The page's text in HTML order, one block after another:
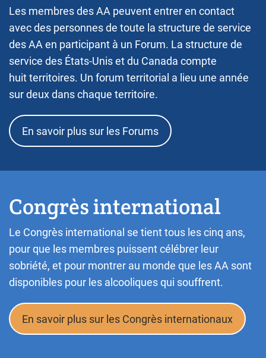
Les membres des AA peuvent entrer en contact
avec des personnes de toute la structure de service
des AA en participant à un Forum. La structure de
service des États-Unis et du Canada compte
huit territoires. Un forum territorial a lieu une année
sur deux dans chaque territoire.
En savoir plus sur les Forums
Congrès international
Le Congrès international se tient tous les cinq ans,
pour que les membres puissent célébrer leur
sobriété, et pour montrer au monde que les AA sont
disponibles pour les alcooliques qui souffrent.
En savoir plus sur les Congrès internationaux